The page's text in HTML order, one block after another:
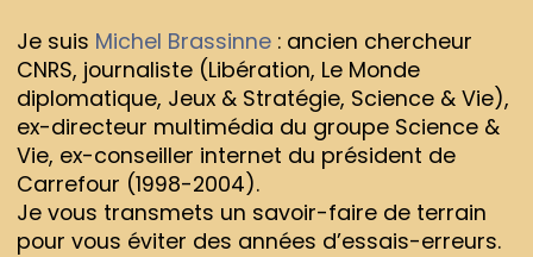
Je suis Michel Brassinne : ancien chercheur
CNRS, journaliste (Libération, Le Monde
diplomatique, Jeux & Stratégie, Science & Vie),
ex-directeur multimédia du groupe Science &
Vie, ex-conseiller internet du président de
Carrefour (1998-2004).
Je vous transmets un savoir-faire de terrain
pour vous éviter des années d’essais-erreurs.